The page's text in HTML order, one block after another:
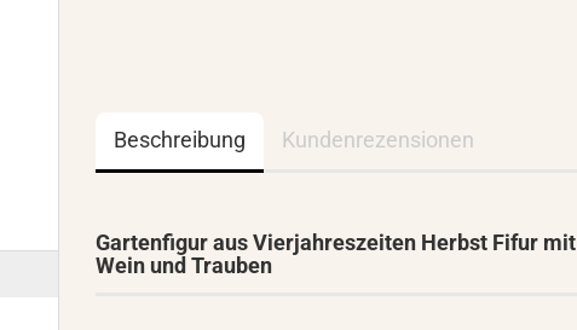
Beschreibung Kundenrezensionen
Gartenfigur aus Vierjahreszeiten Herbst Fifur mit
Wein und Trauben